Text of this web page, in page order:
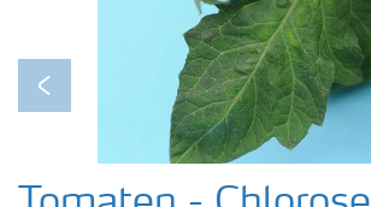
Previous